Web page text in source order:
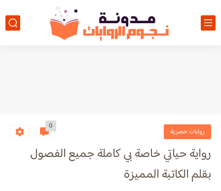
روايات حصرية
0
رواية حياتي خاصة بي كاملة جميع الفصول
بقلم الكاتبة المميزة